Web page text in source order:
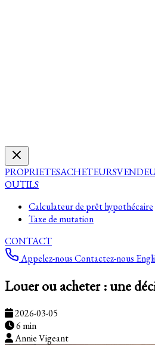
PROPRIETESACHETEURS
OUTILS
Calculateur de prêt hypothécaire
Taxe de mutation
CONTACT
Appelez-nousContactez-nous
Louer ou acheter : une
2026-03-05
6 min
Annie Vigeant